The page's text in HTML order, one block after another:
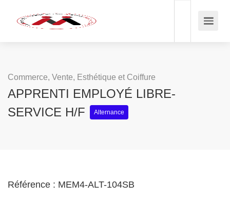
Commerce, Vente, Esthétique et Coiffure
APPRENTI EMPLOYÉ LIBRE-
SERVICE H/F
Alternance
Référence : MEM4-ALT-104SB